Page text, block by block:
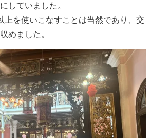
していました。
上を使いこなすことは当然であり、交
めました。